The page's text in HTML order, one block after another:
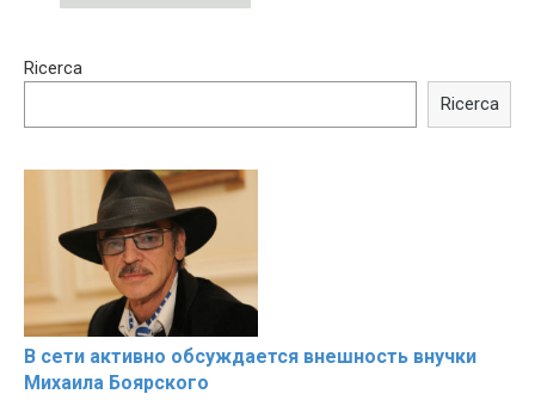
Trying BOLLYWOOD
Shocking illusion - Pretty
Ricerca
Ricerca
В сети активно обсуждается внешность внучки
Михаила Боярского